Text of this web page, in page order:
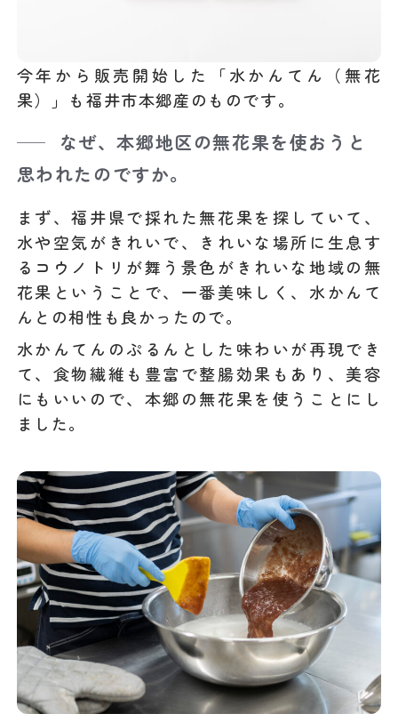
今年から販売開始した「水かんてん（無花
果）」も福井市本郷産のものです。
なぜ、本郷地区の無花果を使おうと
思われたのですか。
まず、福井県で採れた無花果を探していて、
水や空気がきれいで、きれいな場所に生息す
るコウノトリが舞う景色がきれいな地域の無
花果ということで、一番美味しく、水かんて
んとの相性も良かったので。
水かんてんのぷるんとした味わいが再現でき
て、食物繊維も豊富で整腸効果もあり、美容
にもいいので、本郷の無花果を使うことにし
ました。